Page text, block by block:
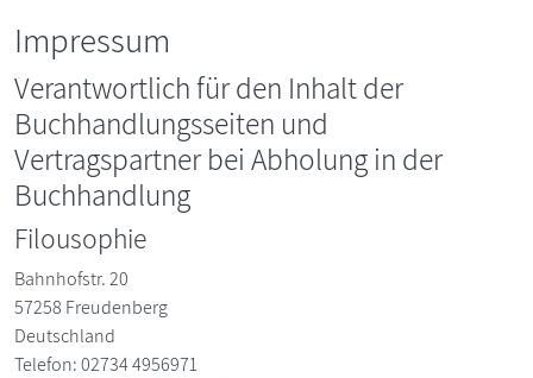
Impressum
Verantwortlich für den Inhalt der
Buchhandlungsseiten und
Vertragspartner bei Abholung in der
Buchhandlung
Filousophie
Bahnhofstr. 20
57258 Freudenberg
Deutschland
Telefon: 02734 4956971